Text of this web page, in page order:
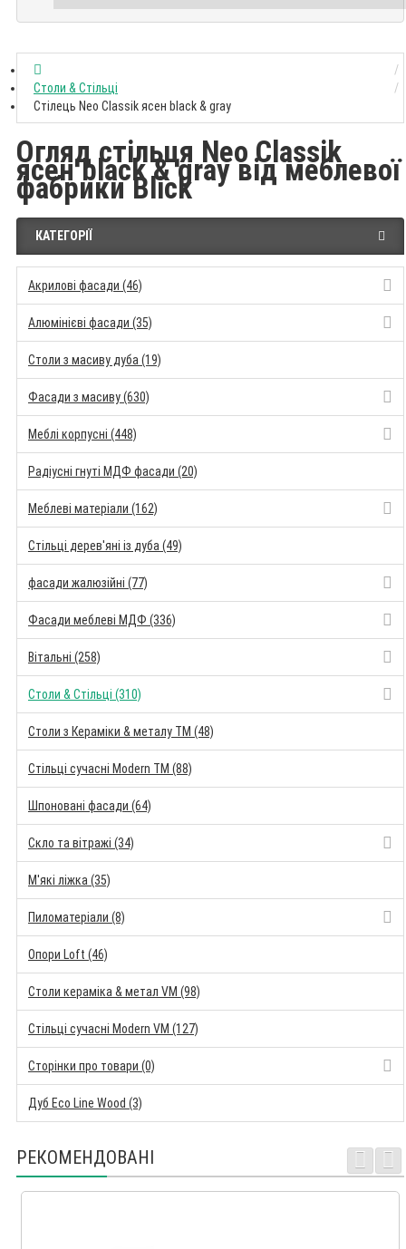
Столи & Стільці
Стілець Neo Classik ясен black & gray
Огляд стільця Neo Classik
ясен black & gray від меблевої
фабрики Blick
КАТЕГОРІЇ
Акрилові фасади (46)
Алюмінієві фасади (35)
Столи з масиву дуба (19)
Фасади з масиву (630)
Меблі корпусні (448)
Радіусні гнуті МДФ фасади (20)
Меблеві матеріали (162)
Стільці дерев'яні із дуба (49)
фасади жалюзійні (77)
Фасади меблеві МДФ (336)
Вітальні (258)
Столи & Стільці (310)
Столи з Кераміки & металу TM (48)
Стільці сучасні Modern TM (88)
Шпоновані фасади (64)
Скло та вітражі (34)
М'які ліжка (35)
Пиломатеріали (8)
Опори Loft (46)
Столи кераміка & метал VM (98)
Стільці сучасні Modern VM (127)
Сторінки про товари (0)
Дуб Eco Line Wood (3)
РЕКОМЕНДОВАНІ